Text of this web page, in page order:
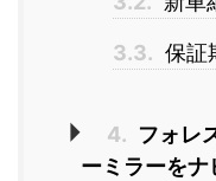
3.3. 保証
4. フォレ
ーミラーをナ